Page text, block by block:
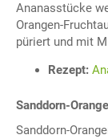
Ananasstücke
Orangen-
püriert und mit
Rezept:
Sanddorn-
Sanddorn-